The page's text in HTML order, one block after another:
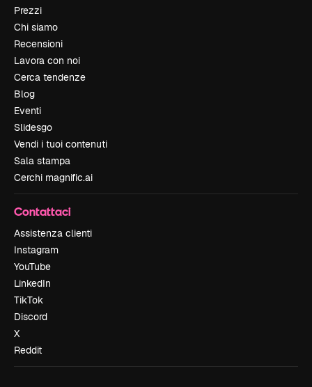
Prezzi
Chi siamo
Recensioni
Lavora con noi
Cerca tendenze
Blog
Eventi
Slidesgo
Vendi i tuoi contenuti
Sala stampa
Cerchi magnific.ai
Contattaci
Assistenza clienti
Instagram
YouTube
LinkedIn
TikTok
Discord
X
Reddit